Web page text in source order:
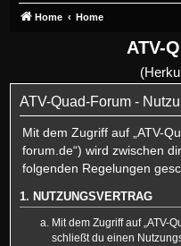
Home Home
ATV-
ATV-Quad-Forum -
Mit dem Zugriff auf „ATV-
forum.de“) wird zwischen
folgenden Regelungen
1. NUTZUNGSVERTRAG
Mit dem Zugriff auf „ATV-
schließt du einen